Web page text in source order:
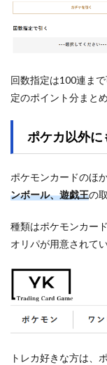
回数指定は100連ま
定のポイント分まと
ポケカ以外に
ポケモンカードのほ
ンボール、遊戯王の
種類はポケモンカー
オリパが用意されてい
トレカ好きな方は、